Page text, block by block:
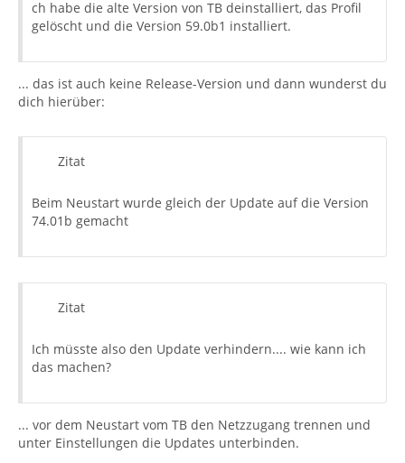
ch habe die alte Version von TB deinstalliert, das Profil
gelöscht und die Version 59.0b1 installiert.
... das ist auch keine Release-Version und dann wunderst du
dich hierüber:
Zitat
Beim Neustart wurde gleich der Update auf die Version
74.01b gemacht
Zitat
Ich müsste also den Update verhindern.... wie kann ich
das machen?
... vor dem Neustart vom TB den Netzzugang trennen und
unter Einstellungen die Updates unterbinden.